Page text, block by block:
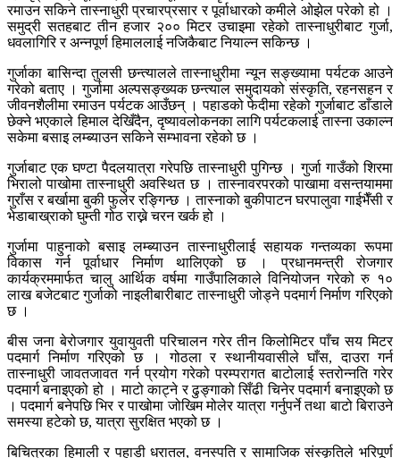
रमाउन सकिने तास्नाधुरी प्रचारप्रसार र पूर्वाधारको कमीले ओझेल परेको हो ।
समुद्री सतहबाट तीन हजार २०० मिटर उचाइमा रहेको तास्नाधुरीबाट गुर्जा,
धवलागिरि र अन्नपूर्ण हिमाललाई नजिकैबाट नियाल्न सकिन्छ ।
गुर्जाका बासिन्दा तुलसी छन्त्यालले तास्नाधुरीमा न्यून सङ्ख्यामा पर्यटक आउने
गरेको बताए । गुर्जामा अल्पसङ्ख्यक छन्त्याल समुदायको संस्कृति, रहनसहन र
जीवनशैलीमा रमाउन पर्यटक आउँछन् । पहाडको फेदीमा रहेको गुर्जाबाट डाँडाले
छेक्ने भएकाले हिमाल देखिँदैन, दृष्यावलोकनका लागि पर्यटकलाई तास्ना उकाल्न
सकेमा बसाइ लम्ब्याउन सकिने सम्भावना रहेको छ ।
गुर्जाबाट एक घण्टा पैदलयात्रा गरेपछि तास्नाधुरी पुगिन्छ । गुर्जा गाउँको शिरमा
भिरालो पाखोमा तास्नाधुरी अवस्थित छ । तास्नावरपरको पाखामा वसन्तयाममा
गुराँस र बर्खामा बुकी फुलेर रङ्गिन्छ । तास्नाको बुकीपाटन घरपालुवा गाईभैँसी र
भेडाबाख्राको घुम्ती गोठ राख्ने चरन खर्क हो ।
गुर्जामा पाहुनाको बसाइ लम्ब्याउन तास्नाधुरीलाई सहायक गन्तव्यका रूपमा
विकास गर्न पूर्वाधार निर्माण थालिएको छ । प्रधानमन्त्री रोजगार
कार्यक्रममार्फत चालु आर्थिक वर्षमा गाउँपालिकाले विनियोजन गरेको रु १०
लाख बजेटबाट गुर्जाको नाइलीबारीबाट तास्नाधुरी जोड्ने पदमार्ग निर्माण गरिएको
छ ।
बीस जना बेरोजगार युवायुवती परिचालन गरेर तीन किलोमिटर पाँच सय मिटर
पदमार्ग निर्माण गरिएको छ । गोठला र स्थानीयवासीले घाँस, दाउरा गर्न
तास्नाधुरी जावतजावत गर्न प्रयोग गरेको परम्परागत बाटोलाई स्तरोन्नति गरेर
पदमार्ग बनाइएको हो । माटो काट्ने र ढुङ्गाको सिँढी चिनेर पदमार्ग बनाइएको छ
। पदमार्ग बनेपछि भिर र पाखोमा जोखिम मोलेर यात्रा गर्नुपर्ने तथा बाटो बिराउने
समस्या हटेको छ, यात्रा सुरक्षित भएको छ ।
बिचित्रका हिमाली र पहाडी धरातल, वनस्पति र सामाजिक संस्कृतिले भरिपूर्ण